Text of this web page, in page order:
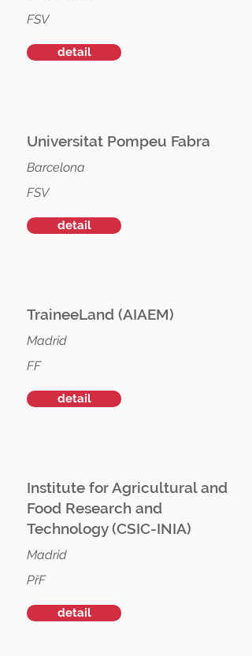
FSV
detail
Universitat Pompeu Fabra
Barcelona
FSV
detail
TraineeLand (AIAEM)
Madrid
FF
detail
Institute for Agricultural and
Food Research and
Technology (CSIC-INIA)
Madrid
PřF
detail